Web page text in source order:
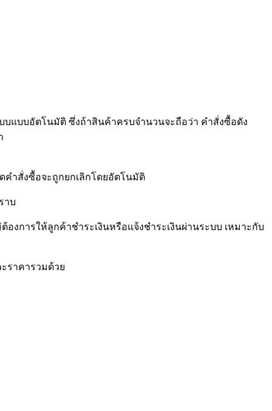
บแบบอัตโนมัติ ซึ่งถ้าสินค้าครบจำนวนจะถือว่า คำสั่งซื้อดัง
คำสั่งซื้อจะถูกยกเลิกโดยอัตโนมัติ
าบ
องการให้ลูกค้าชำระเงินหรือแจ้งชำระเงินผ่านระบบ เหมาะกับ
ราคารวมด้วย